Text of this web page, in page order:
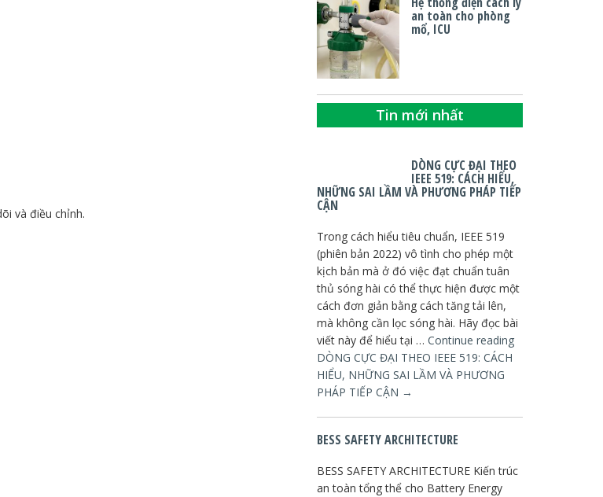
và điều chỉnh.
an toàn cho phòng
mổ, ICU
Tin mới nhất
DÒNG CỰC ĐẠI THEO
IEEE 519: CÁCH HIỂU,
NHỮNG SAI LẦM VÀ PHƯƠNG PHÁP TIẾP
CẬN
Trong cách hiểu tiêu chuẩn, IEEE 519
(phiên bản 2022) vô tình cho phép một
kịch bản mà ở đó việc đạt chuẩn tuân
thủ sóng hài có thể thực hiện được một
cách đơn giản bằng cách tăng tải lên,
mà không cần lọc sóng hài. Hãy đọc bài
viết này để hiểu tại … Continue reading
DÒNG CỰC ĐẠI THEO IEEE 519: CÁCH
HIỂU, NHỮNG SAI LẦM VÀ PHƯƠNG
PHÁP TIẾP CẬN →
BESS SAFETY ARCHITECTURE
BESS SAFETY ARCHITECTURE Kiến trúc
an toàn tổng thể cho Battery Energy